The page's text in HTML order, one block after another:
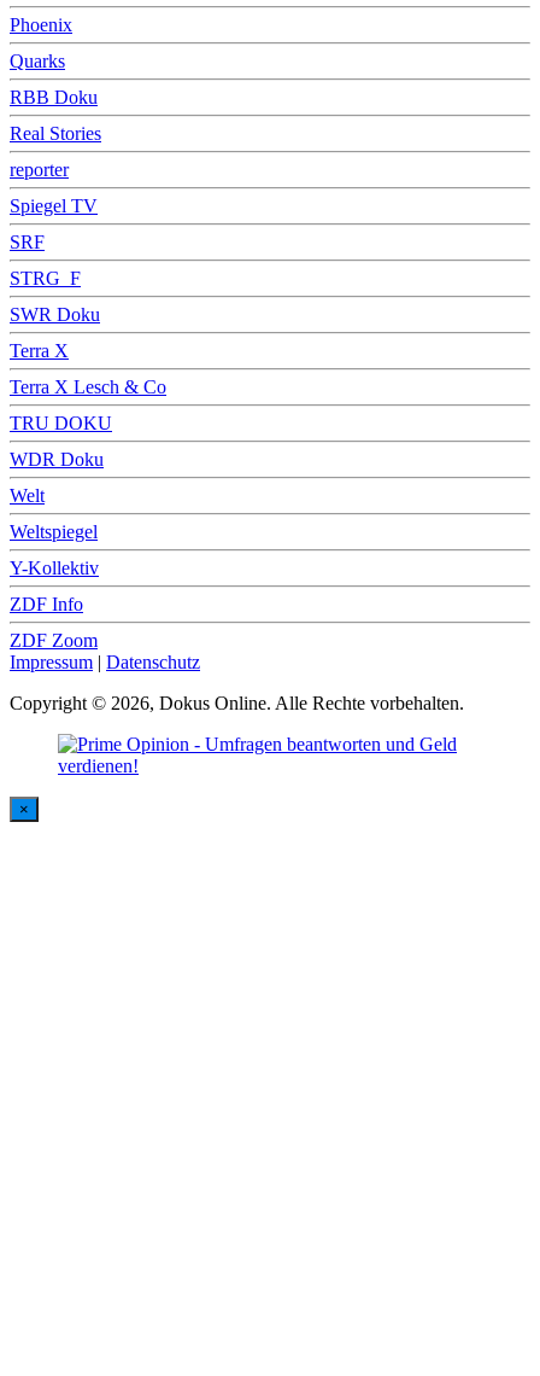
Phoenix
Quarks
RBB Doku
Real Stories
reporter
Spiegel TV
SRF
STRG_F
SWR Doku
Terra X
Terra X Lesch & Co
TRU DOKU
WDR Doku
Welt
Weltspiegel
Y-Kollektiv
ZDF Info
ZDF Zoom
Impressum | Datenschutz
Copyright © 2026, Dokus Online. Alle Rechte vorbehalten.
×